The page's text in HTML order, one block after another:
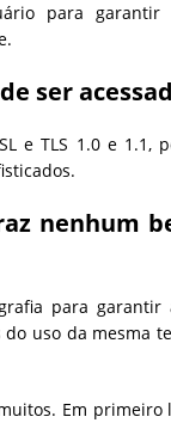
para garantir
ser
e TLS 1.0 e 1.1,
nenhum
para garantir
uso da mesma
Em primeiro